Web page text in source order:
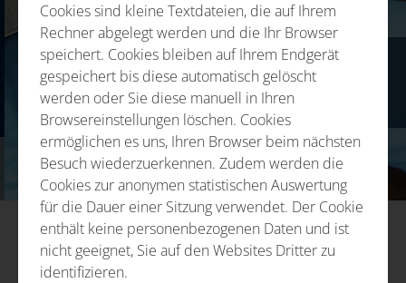
VIZUÁLNA SKÚŠKA
POSKYTOVANIE SLUŽIEB V
Cookies sind kleine Textdateien, die auf Ihrem
Rechner abgelegt werden und die Ihr Browser
speichert. Cookies bleiben auf Ihrem Endgerät
gespeichert bis diese automatisch gelöscht
werden oder Sie diese manuell in Ihren
Browsereinstellungen löschen. Cookies
ermöglichen es uns, Ihren Browser beim nächsten
Besuch wiederzuerkennen. Zudem werden die
Cookies zur anonymen statistischen Auswertung
für die Dauer einer Sitzung verwendet. Der Cookie
enthält keine personenbezogenen Daten und ist
nicht geeignet, Sie auf den Websites Dritter zu
identifizieren.